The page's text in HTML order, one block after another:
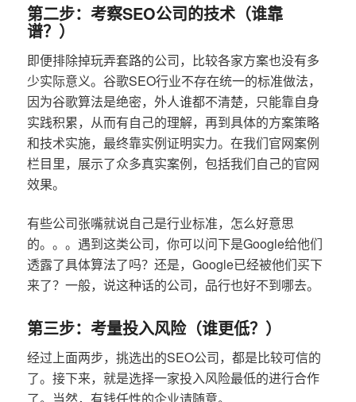
第二步：考察SEO公司的技术（谁靠
谱？）
即便排除掉玩弄套路的公司，比较各家方案也没有多
少实际意义。谷歌SEO行业不存在统一的标准做法，
因为谷歌算法是绝密，外人谁都不清楚，只能靠自身
实践积累，从而有自己的理解，再到具体的方案策略
和技术实施，最终靠实例证明实力。在我们官网案例
栏目里，展示了众多真实案例，包括我们自己的官网
效果。
有些公司张嘴就说自己是行业标准，怎么好意思
的。。。遇到这类公司，你可以问下是Google给他们
透露了具体算法了吗？还是，Google已经被他们买下
来了？一般，说这种话的公司，品行也好不到哪去。
第三步：考量投入风险（谁更低？）
经过上面两步，挑选出的SEO公司，都是比较可信的
了。接下来，就是选择一家投入风险最低的进行合作